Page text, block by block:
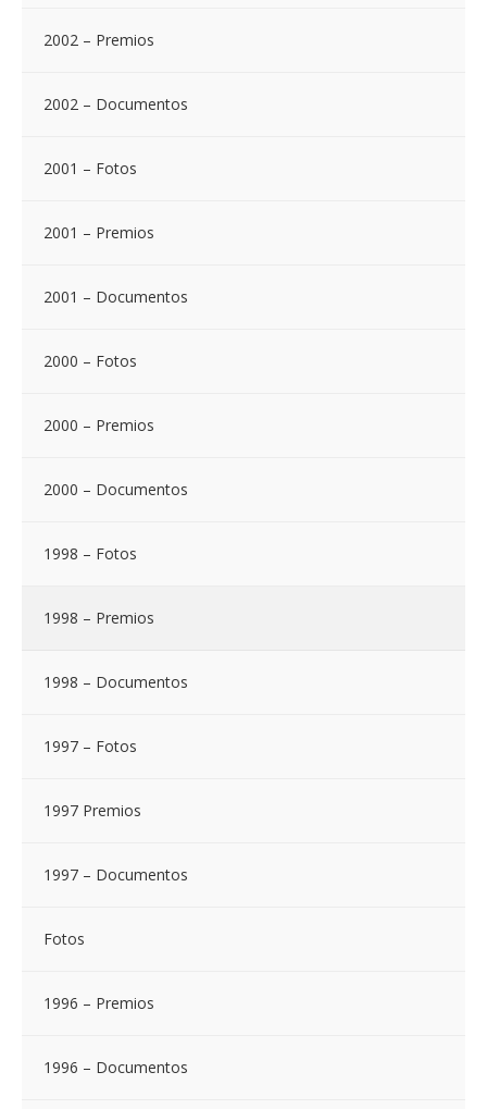
2002 – Premios
2002 – Documentos
2001 – Fotos
2001 – Premios
2001 – Documentos
2000 – Fotos
2000 – Premios
2000 – Documentos
1998 – Fotos
1998 – Premios
1998 – Documentos
1997 – Fotos
1997 Premios
1997 – Documentos
Fotos
1996 – Premios
1996 – Documentos